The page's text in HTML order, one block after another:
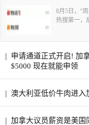
8月5日，“
热搜第一，
申请通道正式开启! 加
$5000 现在就能申领
拖了6年的
澳大利亚低价牛肉进入
产品每公斤
加拿大议员薪资是美国